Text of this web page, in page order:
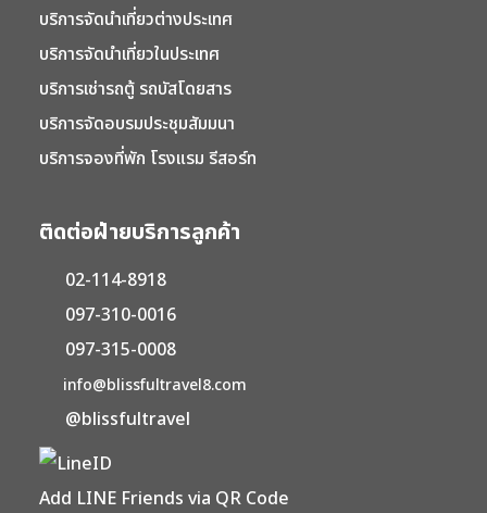
บริการจัดนำเที่ยวต่างประเทศ
บริการจัดนำเที่ยวในประเทศ
บริการเช่ารถตู้ รถบัสโดยสาร
บริการจัดอบรมประชุมสัมมนา
บริการจองที่พัก โรงแรม รีสอร์ท
ติดต่อฝ่ายบริการลูกค้า
02-114-8918
097-310-0016
097-315-0008
info@blissfultravel8.com
@blissfultravel
Add LINE Friends via QR Code